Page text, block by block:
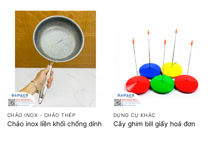
CHẢO INOX - CHẢO THÉP
Chảo inox liền khối chống dính
DỤNG CỤ KHÁC
Cây ghim bill giấy hoá đơn